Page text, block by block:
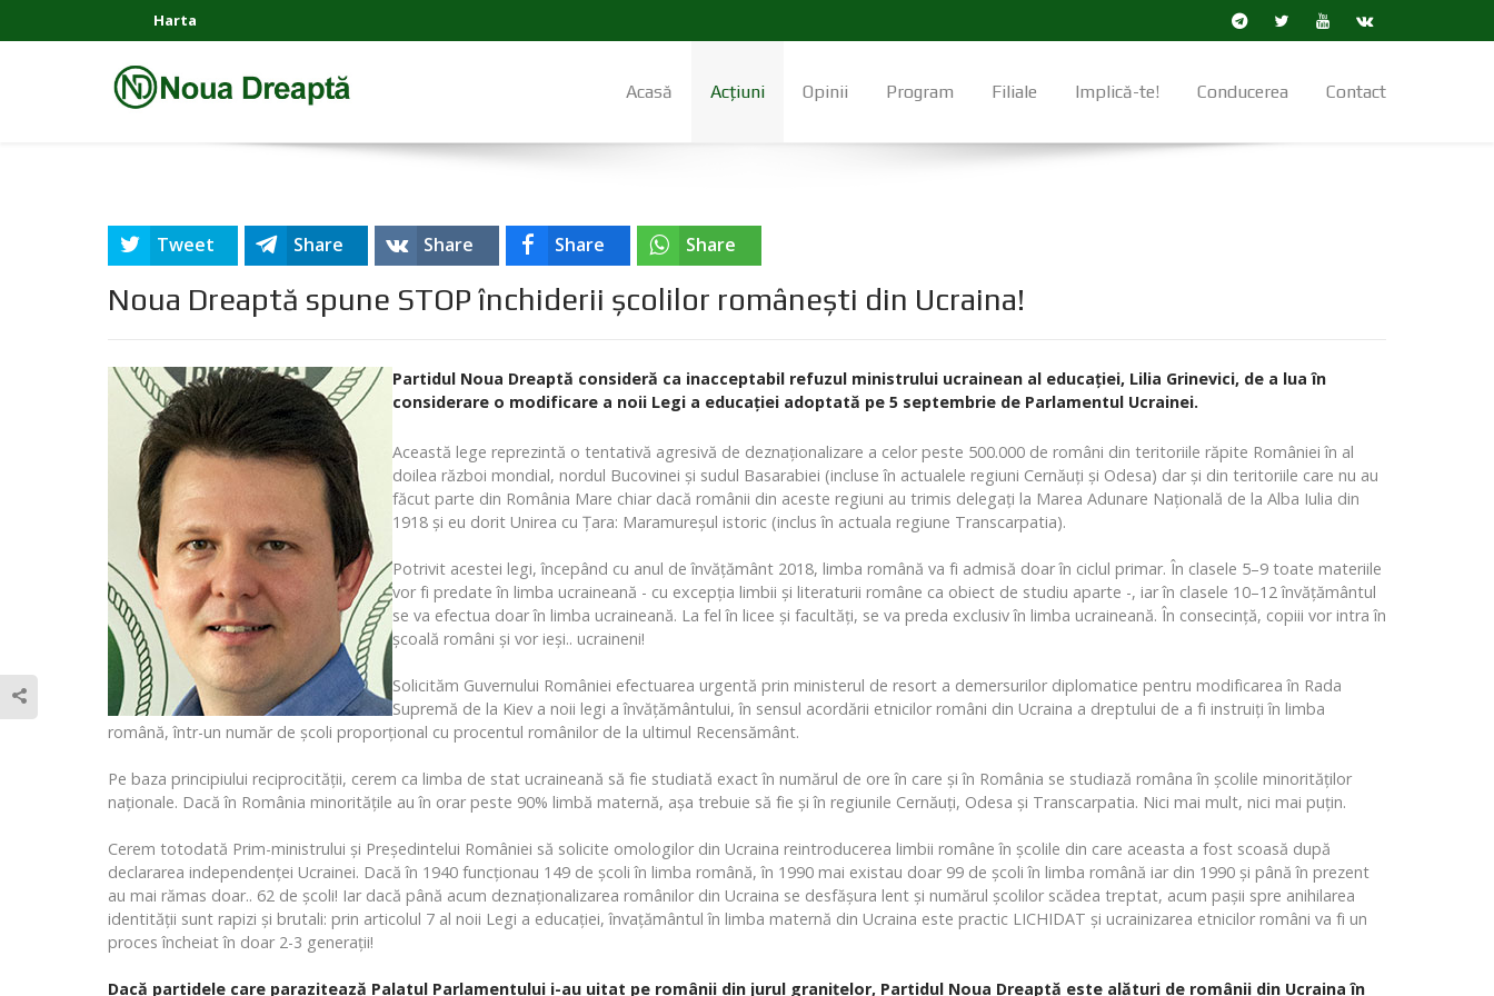
Harta
Acasă Acțiuni Opinii Program Filiale Implică-te! Conducerea Contact
Tweet Share Share Share Share
Noua Dreaptă spune STOP închiderii școlilor româneşti din Ucraina!
Partidul Noua Dreaptă consideră ca inacceptabil refuzul ministrului ucrainean al educaţiei, Lilia Grinevici, de a lua în
considerare o modificare a noii Legi a educaţiei adoptată pe 5 septembrie de Parlamentul Ucrainei.
Această lege reprezintă o tentativă agresivă de deznaționalizare a celor peste 500.000 de români din teritoriile răpite României în al
doilea război mondial, nordul Bucovinei și sudul Basarabiei (incluse în actualele regiuni Cernăuți și Odesa) dar și din teritoriile care nu au
făcut parte din România Mare chiar dacă românii din aceste regiuni au trimis delegați la Marea Adunare Naţională de la Alba Iulia din
1918 și eu dorit Unirea cu Țara: Maramureșul istoric (inclus în actuala regiune Transcarpatia).
Potrivit acestei legi, începând cu anul de învăţământ 2018, limba română va fi admisă doar în ciclul primar. În clasele 5–9 toate materiile
vor fi predate în limba ucraineană - cu excepţia limbii şi literaturii române ca obiect de studiu aparte -, iar în clasele 10–12 învăţământul
se va efectua doar în limba ucraineană. La fel în licee și facultăți, se va preda exclusiv în limba ucraineană. În consecinţă, copiii vor intra în
şcoală români şi vor ieşi.. ucraineni!
Solicităm Guvernului României efectuarea urgentă prin ministerul de resort a demersurilor diplomatice pentru modificarea în Rada
Supremă de la Kiev a noii legi a învățământului, în sensul acordării etnicilor români din Ucraina a dreptului de a fi instruiți în limba
română, într-un număr de școli proporțional cu procentul românilor de la ultimul Recensământ.
Pe baza principiului reciprocității, cerem ca limba de stat ucraineană să fie studiată exact în numărul de ore în care și în România se studiază româna în școlile minorităților
naționale. Dacă în România minoritățile au în orar peste 90% limbă maternă, așa trebuie să fie și în regiunile Cernăuți, Odesa și Transcarpatia. Nici mai mult, nici mai puțin.
Cerem totodată Prim-ministrului și Președintelui României să solicite omologilor din Ucraina reintroducerea limbii române în școlile din care aceasta a fost scoasă după
declararea independenței Ucrainei. Dacă în 1940 funcționau 149 de școli în limba română, în 1990 mai existau doar 99 de școli în limba română iar din 1990 și până în prezent
au mai rămas doar.. 62 de școli! Iar dacă până acum deznaționalizarea românilor din Ucraina se desfășura lent și numărul școlilor scădea treptat, acum pașii spre anihilarea
identității sunt rapizi și brutali: prin articolul 7 al noii Legi a educației, învațământul în limba maternă din Ucraina este practic LICHIDAT și ucrainizarea etnicilor români va fi un
proces încheiat în doar 2-3 generații!
Dacă partidele care parazitează Palatul Parlamentului i-au uitat pe românii din jurul granițelor, Partidul Noua Dreaptă este alături de românii din Ucraina în